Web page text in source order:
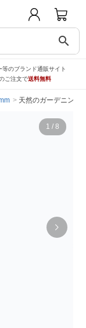
search
のブランド通販サイト
ご注文で送料無料
天然のガーデニング
1 / 8